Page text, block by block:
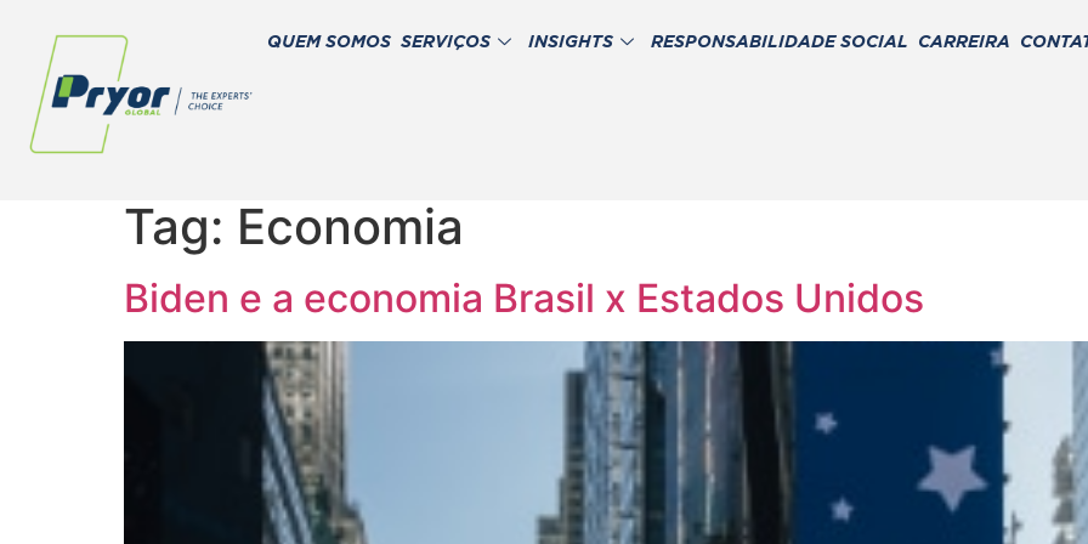
QUEM SOMOS SERVIÇOS INSIGHTS RESPONSABILIDADE SOCIAL CARREIRA
Tag: Economia
Biden e a economia Brasil x Estados Unidos